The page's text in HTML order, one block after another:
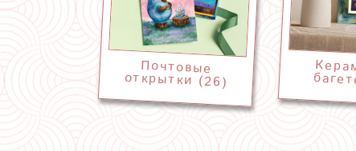
Почтовые
открытки (26)